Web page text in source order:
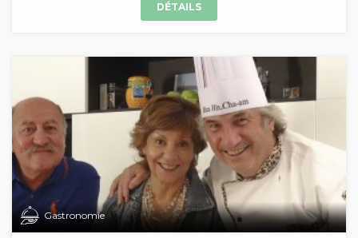
DÉTAILS
Gastronomie